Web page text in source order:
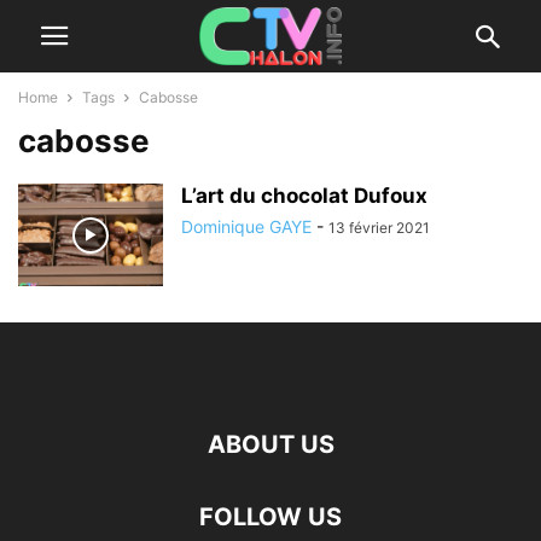
Home Tags Cabosse
cabosse
L’art du chocolat Dufoux
Dominique GAYE - 13 février 2021
ABOUT US
FOLLOW US